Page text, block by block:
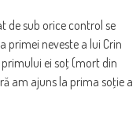
de sub orice control se
primei neveste a lui Crin
ei soţ (mort din
am ajuns la prima soţie a